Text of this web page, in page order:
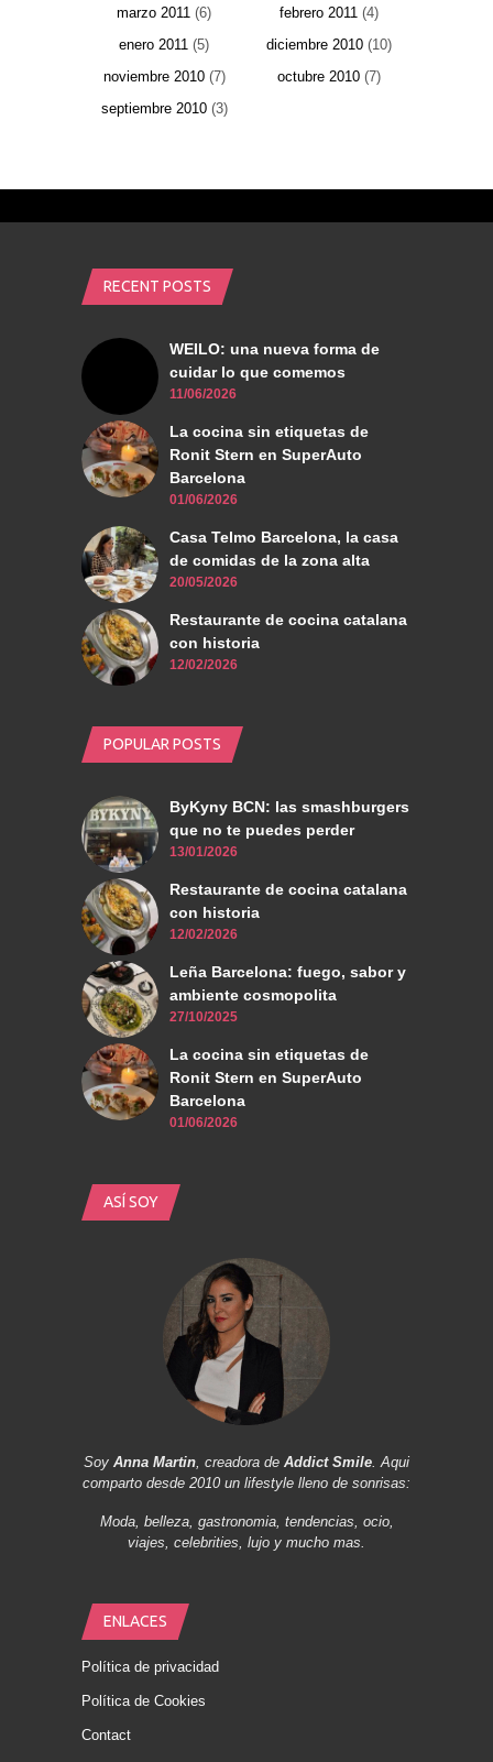
marzo 2011 (6) febrero 2011 (4)
enero 2011 (5) diciembre 2010 (10)
noviembre 2010(7) octubre 2010 (7)
septiembre 2010(3)
RECENT POSTS
WEILO: una nueva forma de
cuidar lo que comemos
11/06/2026
La cocina sin etiquetas de
Ronit Stern en SuperAuto
Barcelona
01/06/2026
Casa Telmo Barcelona, la casa
de comidas de la zona alta
20/05/2026
Restaurante de cocina catalana
con historia
12/02/2026
POPULAR POSTS
ByKyny BCN: las smashburgers
que no te puedes perder
13/01/2026
Restaurante de cocina catalana
con historia
12/02/2026
Leña Barcelona: fuego, sabor y
ambiente cosmopolita
27/10/2025
La cocina sin etiquetas de
Ronit Stern en SuperAuto
Barcelona
01/06/2026
ASÍ SOY
Soy Anna Martin, creadora de Addict Smile. Aqui
comparto desde 2010 un lifestyle lleno de sonrisas:
Moda, belleza, gastronomia, tendencias, ocio,
viajes, celebrities, lujo y mucho mas.
ENLACES
Política de privacidad
Política de Cookies
Contact